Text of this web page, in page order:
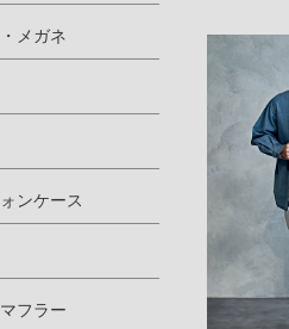
メガネ
ンケース
フラー